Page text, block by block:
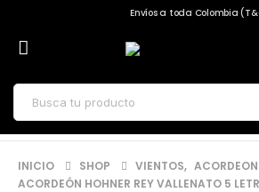
Envíos a toda Colombia
INICIO SHOP VIENTOS,
ACORDEÓN HOHNER REY VALLENATO 5